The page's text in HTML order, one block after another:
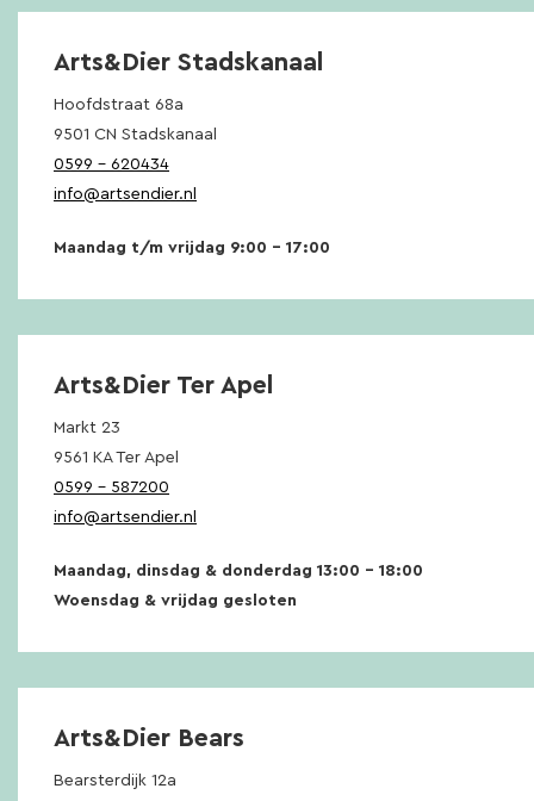
Arts&Dier Stadskanaal
Hoofdstraat 68a
9501 CN Stadskanaal
0599 – 620434
info@artsendier.nl
Maandag t/m vrijdag 9:00 – 17:00
Arts&Dier Ter Apel
Markt 23
9561 KA Ter Apel
0599 – 587200
info@artsendier.nl
Maandag, dinsdag & donderdag 13:00 – 18:00
Woensdag & vrijdag gesloten
Arts&Dier Bears
Bearsterdijk 12a